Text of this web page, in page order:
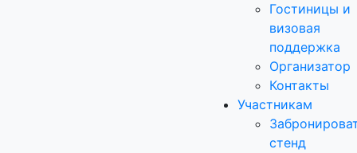
Гостиницы и
визовая
поддержка
Организатор
Контакты
Участникам
стенд